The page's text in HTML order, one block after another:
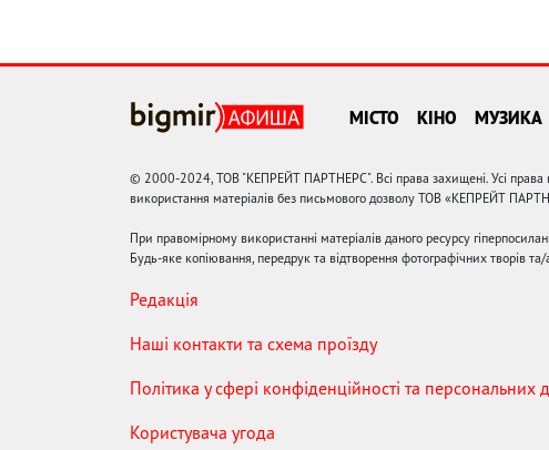
МІСТО КІНО МУЗИКА
© 2000-2024, ТОВ "КЕПРЕЙТ ПАРТНЕРС". Всі права захищені. Усі права
використання матеріалів без письмового дозволу ТОВ «КЕПРЕЙТ
При правомірному використанні матеріалів даного ресурсу
Будь-яке копіювання, передрук та відтворення фотографічних творів
Редакція
Наші контакти та схема проїзду
Політика у сфері конфіденційності та персональних
Користувача угода